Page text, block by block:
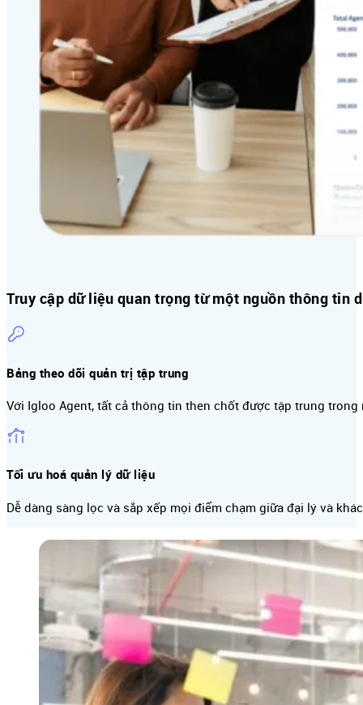
Truy cập dữ liệu quan trọng từ một nguồn thông tin
Bảng theo dõi quản trị tập trung
Với Igloo Agent, tất cả thông tin then chốt được tập trung
Tối ưu hoá quản lý dữ liệu
Dễ dàng sàng lọc và sắp xếp mọi điểm chạm giữa đại lý và